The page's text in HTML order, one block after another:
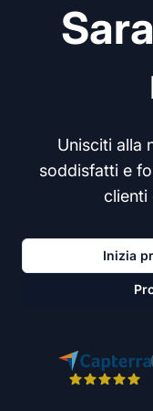
Unisciti alla
soddisfatti e
clienti
Inizia